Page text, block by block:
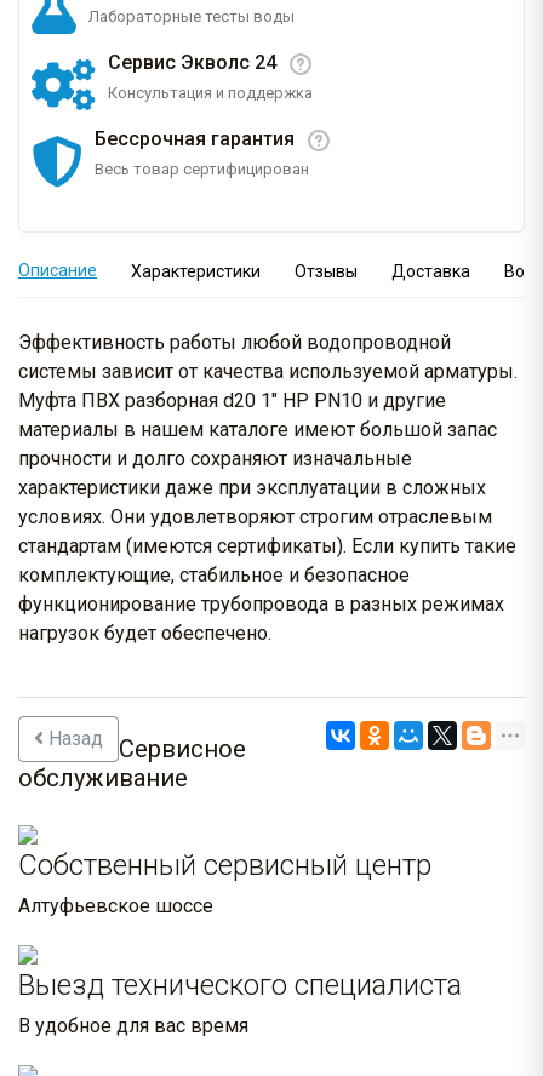
Лабораторные тесты воды
Сервис Экволс 24
Консультация и поддержка
Бессрочная гарантия
Весь товар сертифицирован
Описание Характеристики Отзывы Доставка
Эффективность работы любой водопроводной
системы зависит от качества используемой арматуры.
Муфта ПВХ разборная d20 1" НР PN10 и другие
материалы в нашем каталоге имеют большой запас
прочности и долго сохраняют изначальные
характеристики даже при эксплуатации в сложных
условиях. Они удовлетворяют строгим отраслевым
стандартам (имеются сертификаты). Если купить такие
комплектующие, стабильное и безопасное
функционирование трубопровода в разных режимах
нагрузок будет обеспечено.
Назад
Сервисное
обслуживание
Собственный сервисный центр
Алтуфьевское шоссе
Выезд технического специалиста
В удобное для вас время